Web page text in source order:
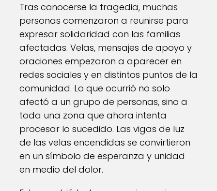
Tras conocerse la tragedia, muchas
personas comenzaron a reunirse para
expresar solidaridad con las familias
afectadas. Velas, mensajes de apoyo y
oraciones empezaron a aparecer en
redes sociales y en distintos puntos de la
comunidad. Lo que ocurrió no solo
afectó a un grupo de personas, sino a
toda una zona que ahora intenta
procesar lo sucedido. Las vigas de luz
de las velas encendidas se convirtieron
en un símbolo de esperanza y unidad
en medio del dolor.